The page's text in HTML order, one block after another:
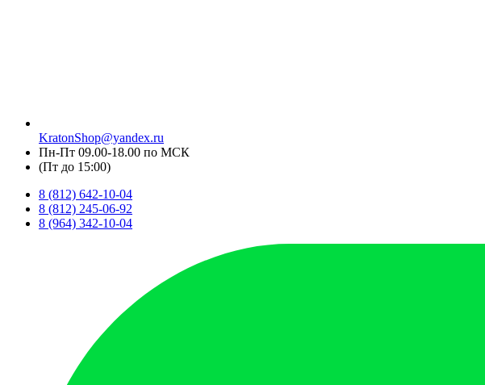
KratonShop@yandex.ru
Пн-Пт 09.00-18.00 по МСК
(Пт до 15:00)
8 (812) 642-10-04
8 (812) 245-06-92
8 (964) 342-10-04